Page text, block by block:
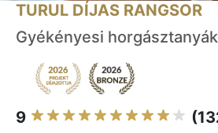
TURUL DÍJAS RANGSOR
Gyékényesi horgásztanyák
9